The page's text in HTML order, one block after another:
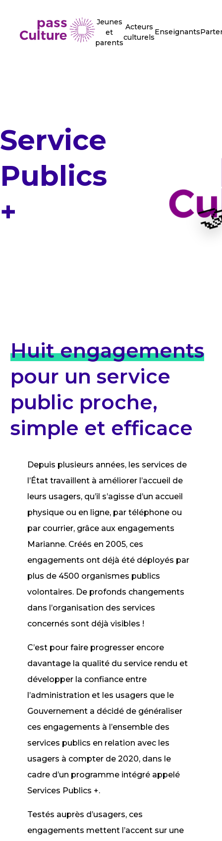
Jeunes
et
parents
Acteurs
culturels
Enseignants
Service
Publics
+
Huit engagements
pour un service
public proche,
simple et efficace
Depuis plusieurs années, les services de
l’État travaillent à améliorer l’accueil de
leurs usagers, qu’il s’agisse d’un accueil
physique ou en ligne, par téléphone ou
par courrier, grâce aux engagements
Marianne. Créés en 2005, ces
engagements ont déjà été déployés par
plus de 4500 organismes publics
volontaires. De profonds changements
dans l’organisation des services
concernés sont déjà visibles !
C’est pour faire progresser encore
davantage la qualité du service rendu et
développer la confiance entre
l’administration et les usagers que le
Gouvernement a décidé de généraliser
ces engagements à l’ensemble des
services publics en relation avec les
usagers à compter de 2020, dans le
cadre d’un programme intégré appelé
Services Publics +.
Testés auprès d’usagers, ces
engagements mettent l’accent sur une